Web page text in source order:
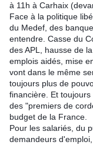
à 11h à Carhaix
Face à la politique
du Medef, des
entendre. Casse du
des APL, hausse de
emplois aidés, mise
vont dans le même
toujours plus de
financière. Et
des "premiers de
budget de la France.
Pour les salariés, du
demandeurs